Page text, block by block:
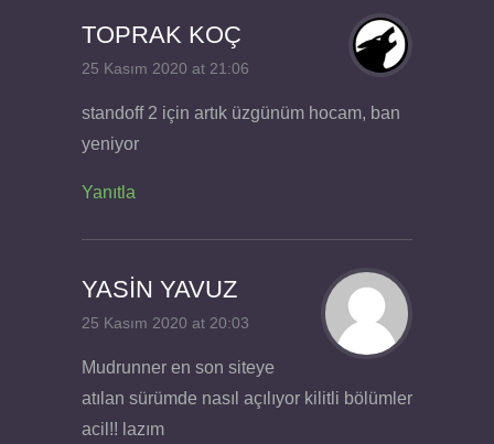
TOPRAK KOÇ
25 Kasım 2020 at 21:06
standoff 2 için artık üzgünüm hocam, ban
yeniyor
Yanıtla
YASİN YAVUZ
25 Kasım 2020 at 20:03
Mudrunner en son siteye
atılan sürümde nasıl açılıyor kilitli bölümler
acil!! lazım